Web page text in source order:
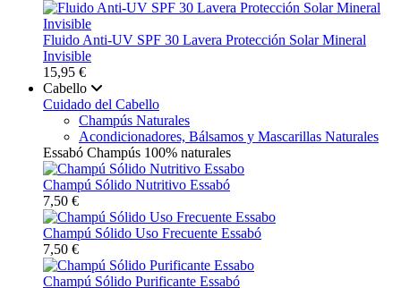
Fluido Anti-UV SPF 30 Lavera Protección Solar Mineral
Invisible
15,95 €
Cabello
Cuidado del Cabello
Champús Naturales
Acondicionadores, Bálsamos y Mascarillas Naturales
Essabó Champús 100% naturales
Champú Sólido Nutritivo Essabó
7,50 €
Champú Sólido Uso Frecuente Essabó
7,50 €
Champú Sólido Purificante Essabó